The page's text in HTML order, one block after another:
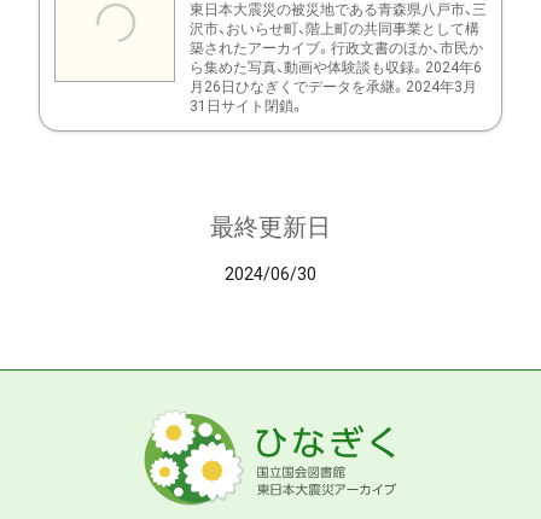
東日本大震災の被災地である青森県八戸市、三
沢市、おいらせ町、階上町の共同事業として構
築されたアーカイブ。行政文書のほか、市民か
ら集めた写真、動画や体験談も収録。2024年6
月26日ひなぎくでデータを承継。2024年3月
31日サイト閉鎖。
最終更新日
2024/06/30